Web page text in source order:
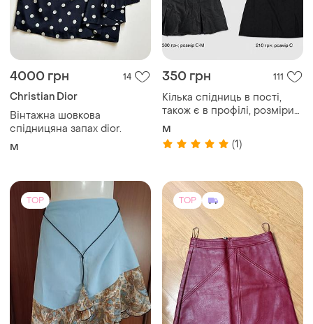
4000 грн 14
Christian Dior
Вінтажна шовкова
спідницяна запах dior.
M
350 грн 111
Кілька спідниць в пості,
також є в профілі, розміри
с-м, нові
M
(1)
TOP TOP